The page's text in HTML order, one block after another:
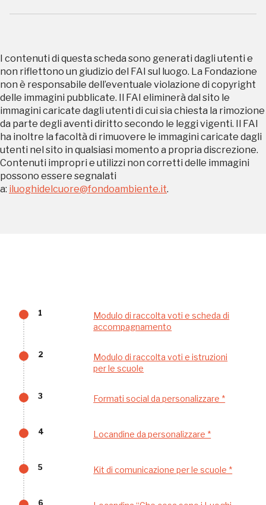
I contenuti di questa scheda sono generati dagli utenti e
non riflettono un giudizio del FAI sul luogo. La Fondazione
non è responsabile dell’eventuale violazione di copyright
delle immagini pubblicate. Il FAI eliminerà dal sito le
immagini caricate dagli utenti di cui sia chiesta la rimozione
da parte degli aventi diritto secondo le leggi vigenti. Il FAI
ha inoltre la facoltà di rimuovere le immagini caricate dagli
utenti nel sito in qualsiasi momento a propria discrezione.
Contenuti impropri e utilizzi non corretti delle immagini
possono essere segnalati
a: iluoghidelcuore@fondoambiente.it.
1
Modulo di raccolta voti e scheda di
accompagnamento
2
Modulo di raccolta voti e istruzioni
per le scuole
3 Formati social da personalizzare *
4 Locandine da personalizzare *
5 Kit di comunicazione per le scuole *
6
Scopri tutte le opportunità riservate agli iscritti
Ingresso gratuito
nei Beni FAI tutto l'anno
Museo
Sansevero
Napoli
Palazzo Strozzi
Tutto questo non
sarebbe possibile
senza di te
Milano